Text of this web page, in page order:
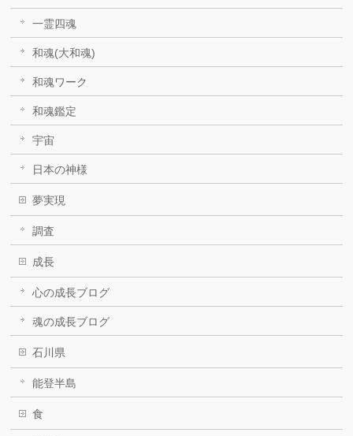
一霊四魂
和魂(大和魂)
和魂ワーク
和魂鑑定
宇宙
日本の神様
夢実現
調査
成長
心の成長ブログ
魂の成長ブログ
石川県
能登半島
食